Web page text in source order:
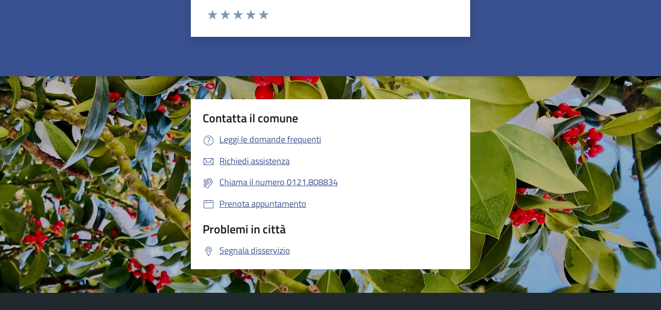
Valuta da 1 a 5 stelle la pagina
Contatta il comune
Leggi le domande frequenti
Richiedi assistenza
Chiama il numero 0121.808834
Prenota appuntamento
Problemi in città
Segnala disservizio